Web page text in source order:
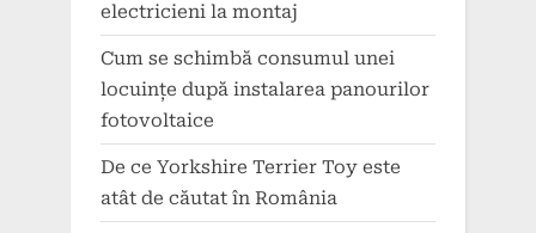
electricieni la montaj
Cum se schimbă consumul unei
locuințe după instalarea panourilor
fotovoltaice
De ce Yorkshire Terrier Toy este
atât de căutat în România